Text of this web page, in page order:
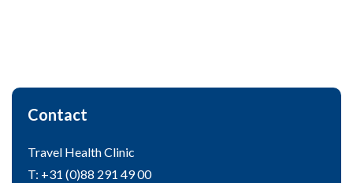
Contact
Travel Health Clinic
T: +31 (0)88 291 49 00